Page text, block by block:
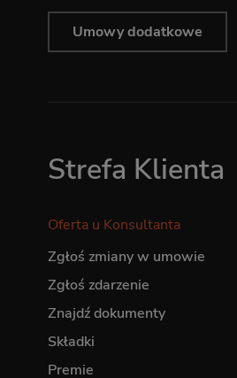
Umowy dodatkowe
Strefa Klienta
Oferta u Konsultanta
Zgłoś zmiany w umowie
Zgłoś zdarzenie
Znajdź dokumenty
Składki
Premie